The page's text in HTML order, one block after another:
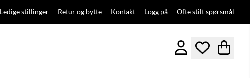
Ledige stillinger Retur og bytte Kontakt Logg på Ofte stilt spørsmål